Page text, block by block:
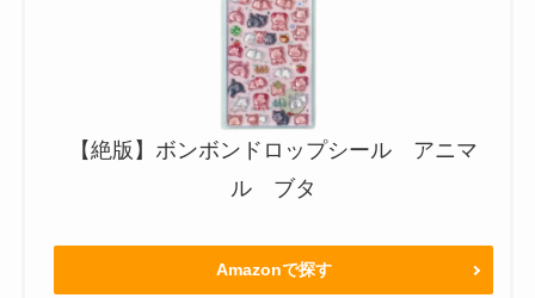
【絶版】ボンボンドロップシール アニマ
ル ブタ
Amazonで探す